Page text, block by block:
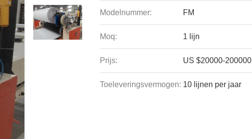
Modelnummer: FM
Moq: 1 lijn
Prijs: US $20000-200000
Toeleveringsvermogen: 10 lijnen per jaar